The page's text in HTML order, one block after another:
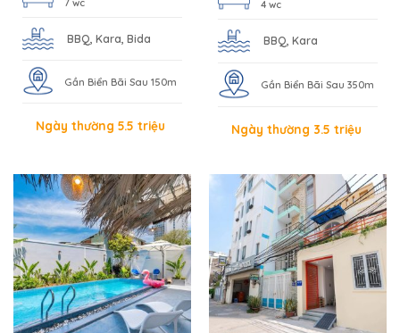
7 wc
BBQ, Kara, Bida
Gần Biển Bãi Sau 150m
Ngày thường 5.5 triệu
4 wc
BBQ, Kara
Gần Biển Bãi Sau 350m
Ngày thường 3.5 triệu